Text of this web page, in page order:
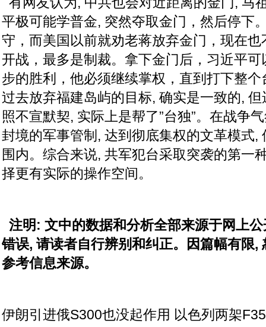
平极可能学普金, 突然夺取金门，然后停下
守，而美国以前就劝老蒋放弃金门，现在
开战，最多是制裁。拿下金门后，习近平
步的胜利，他必须继续掌权，直到打下整个
过去放弃福建岛屿的目标, 确实是一致的,
照不宣默契, 实际上是帮了”台独”。在战争
封境的军事管制, 达到彻底集权的文革模式,
围内。综合来说, 共军犯台采取突袭的第一
择更有实际的操作空间。
注明: 文中的数据和分析全部来源于网上
错误, 请读者自行辨别和纠正。因篇幅有限,
参考信息来源。
伊朗引进俄S300也没起作用 以色列两架